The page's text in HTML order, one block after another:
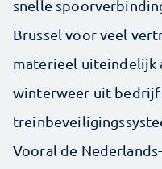
snelle
Brussel voor veel
materieel uiteindelijk
winterweer uit bedrijf
Vooral de